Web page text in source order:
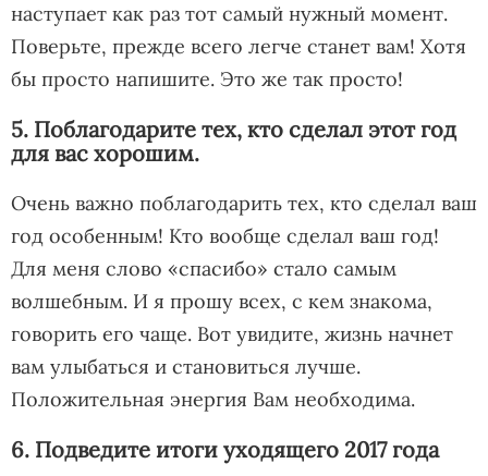
наступает как раз тот самый нужный момент.
Поверьте, прежде всего легче станет вам! Хотя
бы просто напишите. Это же так просто!
5. Поблагодарите тех, кто сделал этот год
для вас хорошим.
Очень важно поблагодарить тех, кто сделал ваш
год особенным! Кто вообще сделал ваш год!
Для меня слово «спасибо» стало самым
волшебным. И я прошу всех, с кем знакома,
говорить его чаще. Вот увидите, жизнь начнет
вам улыбаться и становиться лучше.
Положительная энергия Вам необходима.
6. Подведите итоги уходящего 2017 года